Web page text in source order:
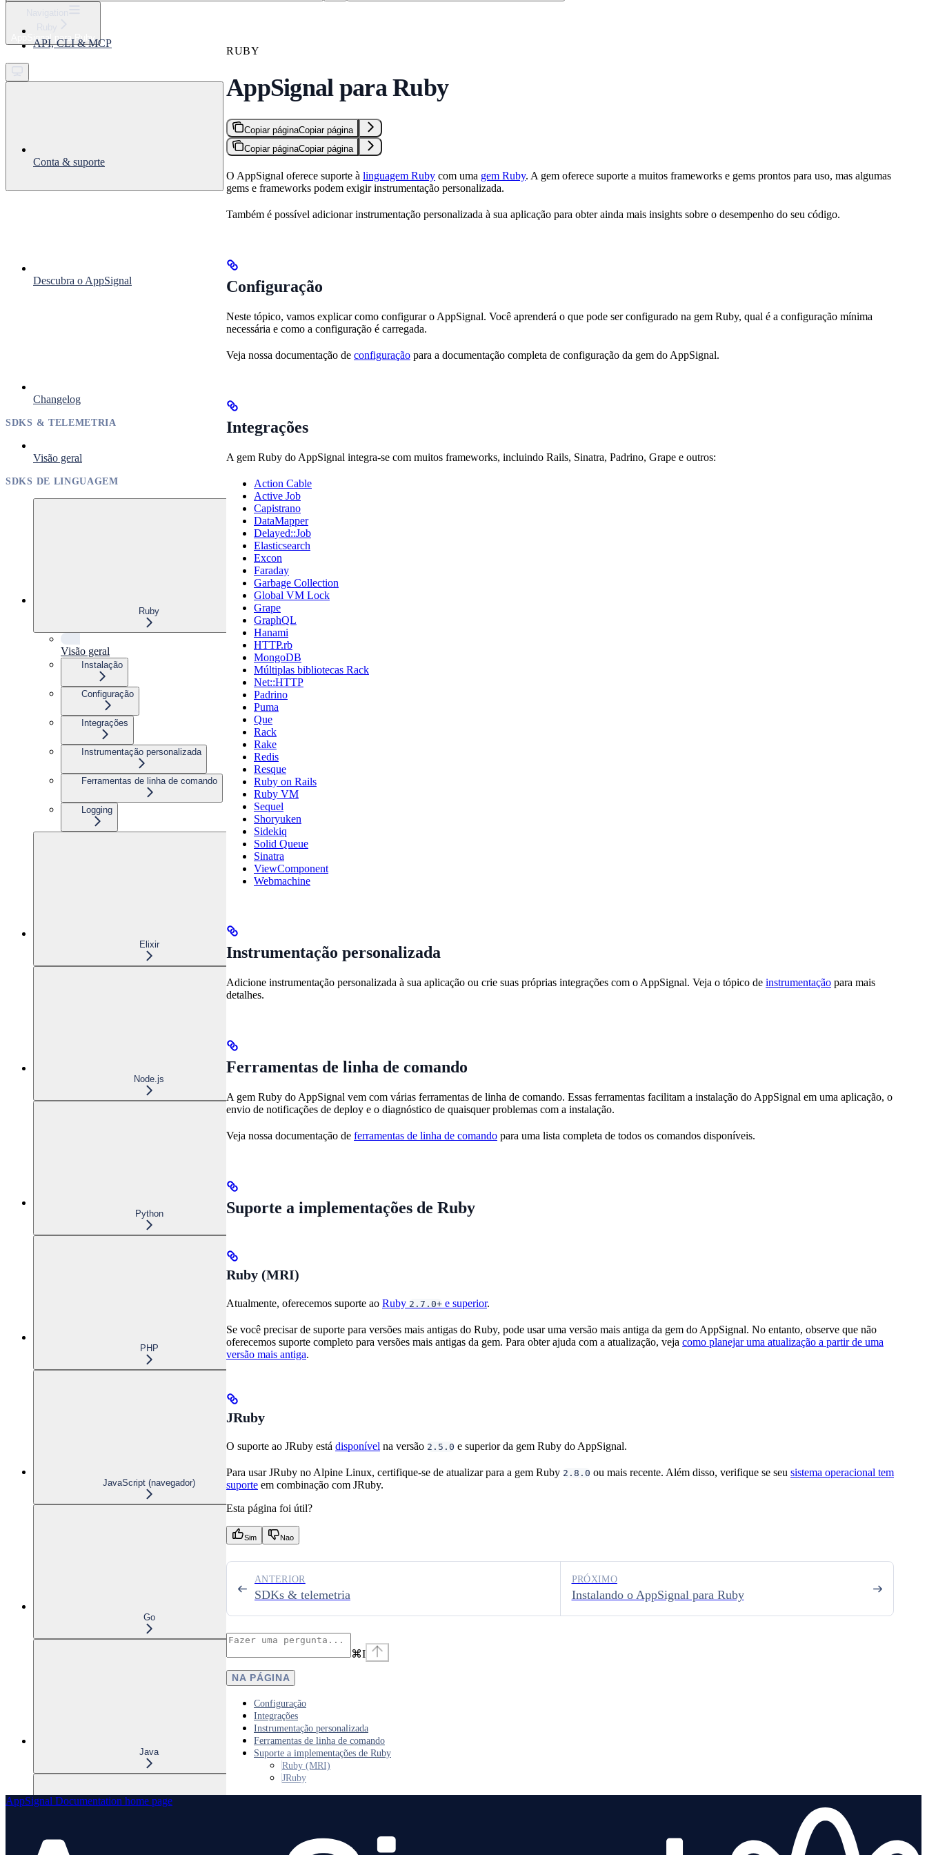
Get started
AppSignal para Ruby
API, CLI & MCP
Conta & suporte
Descubra o AppSignal
Changelog
SDKS & TELEMETRIA
Visão geral
SDKS DE LINGUAGEM
Ruby
Visão geral
Instalação
Configuração
Integrações
Instrumentação personalizada
Ferramentas de linha de comando
Logging
Elixir
Node.js
Python
PHP
JavaScript (navegador)
Go
Java
RUBY
AppSignal para Ruby
Copiar páginaCopiar página
Copiar páginaCopiar página
O AppSignal oferece suporte à linguagem Ruby com uma gem Ruby. A gem oferece suporte a muitos frameworks e gems prontos para uso, mas algumas
gems e frameworks podem exigir instrumentação personalizada.
Também é possível adicionar instrumentação personalizada à sua aplicação para obter ainda mais insights sobre o desempenho do seu código.
Configuração
Neste tópico, vamos explicar como configurar o AppSignal. Você aprenderá o que pode ser configurado na gem Ruby, qual é a configuração mínima
necessária e como a configuração é carregada.
Veja nossa documentação de configuração para a documentação completa de configuração da gem do AppSignal.
Integrações
A gem Ruby do AppSignal integra-se com muitos frameworks, incluindo Rails, Sinatra, Padrino, Grape e outros:
Action Cable
Active Job
Capistrano
DataMapper
Delayed::Job
Elasticsearch
Excon
Faraday
Garbage Collection
Global VM Lock
Grape
GraphQL
Hanami
HTTP.rb
MongoDB
Múltiplas bibliotecas Rack
Net::HTTP
Padrino
Puma
Que
Rack
Rake
Redis
Resque
Ruby on Rails
Ruby VM
Sequel
Shoryuken
Sidekiq
Solid Queue
Sinatra
ViewComponent
Webmachine
Instrumentação personalizada
Adicione instrumentação personalizada à sua aplicação ou crie suas próprias integrações com o AppSignal. Veja o tópico de instrumentação para mais
detalhes.
Ferramentas de linha de comando
A gem Ruby do AppSignal vem com várias ferramentas de linha de comando. Essas ferramentas facilitam a instalação do AppSignal em uma aplicação, o
envio de notificações de deploy e o diagnóstico de quaisquer problemas com a instalação.
Veja nossa documentação de ferramentas de linha de comando para uma lista completa de todos os comandos disponíveis.
Suporte a implementações de Ruby
Ruby (MRI)
Atualmente, oferecemos suporte ao Ruby 2.7.0+ e superior.
Se você precisar de suporte para versões mais antigas do Ruby, pode usar uma versão mais antiga da gem do AppSignal. No entanto, observe que não
oferecemos suporte completo para versões mais antigas da gem. Para obter ajuda com a atualização, veja como planejar uma atualização a partir de uma
versão mais antiga.
JRuby
O suporte ao JRuby está disponível na versão 2.5.0 e superior da gem Ruby do AppSignal.
Para usar JRuby no Alpine Linux, certifique-se de atualizar para a gem Ruby 2.8.0 ou mais recente. Além disso, verifique se seu sistema operacional tem
suporte em combinação com JRuby.
Esta página foi útil?
Sim Nao
SDKs & telemetria
ANTERIOR
Instalando o AppSignal para Ruby
PRÓXIMO
⌘I
NA PÁGINA
Configuração
Integrações
Instrumentação personalizada
Ferramentas de linha de comando
Suporte a implementações de Ruby
Ruby (MRI)
JRuby
AppSignal Documentation home page